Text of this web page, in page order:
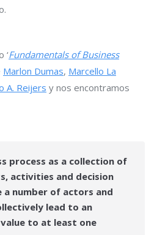
‘Fundamentals of Business
Marlon Dumas, Marcello La
A. Reijers y nos encontramos
process as a collection of
activities and decision
number of actors and
lead to an
to at least one